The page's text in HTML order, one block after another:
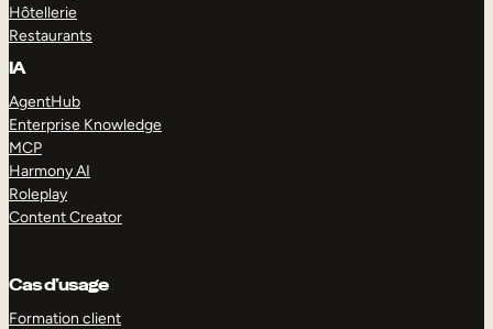
Hôtellerie
Restaurants
IA
AgentHub
Enterprise Knowledge
MCP
Harmony AI
Roleplay
Content Creator
Cas d’usage
Formation client